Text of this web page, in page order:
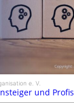
e. V.
und Profis